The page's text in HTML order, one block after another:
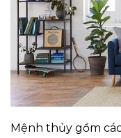
Mệnh thủy gồm các